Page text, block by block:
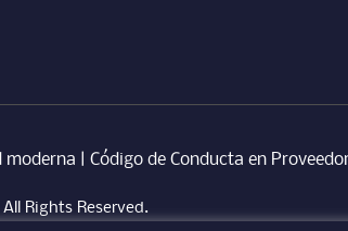
moderna Código de Conducta en
Rights Reserved.